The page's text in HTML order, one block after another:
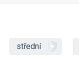
střední